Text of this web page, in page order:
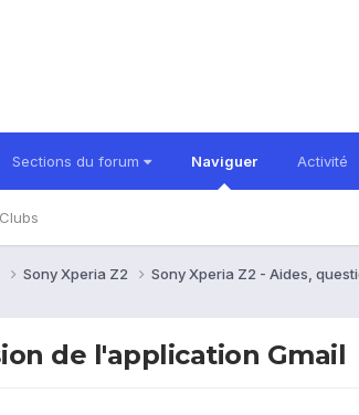
Sections du forum Naviguer
Clubs
Activité
Sony Xperia Z2 Sony Xperia Z2 - Aides,
de l'application Gmail